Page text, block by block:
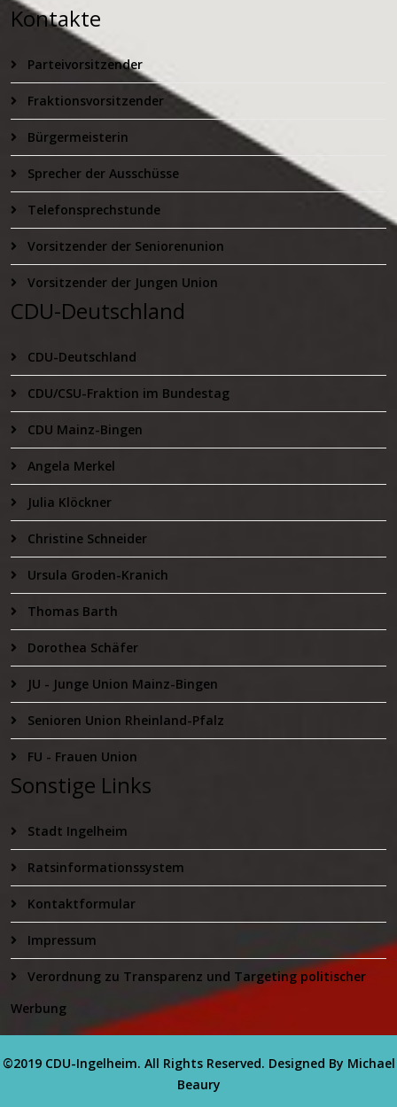
Kontakte
Parteivorsitzender
Fraktionsvorsitzender
Bürgermeisterin
Sprecher der Ausschüsse
Telefonsprechstunde
Vorsitzender der Seniorenunion
Vorsitzender der Jungen Union
CDU-Deutschland
CDU-Deutschland
CDU/CSU-Fraktion im Bundestag
CDU Mainz-Bingen
Angela Merkel
Julia Klöckner
Christine Schneider
Ursula Groden-Kranich
Thomas Barth
Dorothea Schäfer
JU - Junge Union Mainz-Bingen
Senioren Union Rheinland-Pfalz
FU - Frauen Union
Sonstige Links
Stadt Ingelheim
Ratsinformationssystem
Kontaktformular
Impressum
Verordnung zu Transparenz und Targeting politischer
Werbung
©2019 CDU-Ingelheim. All Rights Reserved. Designed By Michael
Beaury